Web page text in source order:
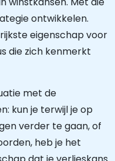
ontwikkelen.
eigenschap voor
die zich kenmerkt
met de
kun je terwijl je op
verder te gaan, of
heb je het